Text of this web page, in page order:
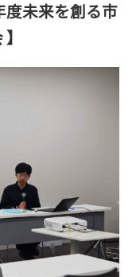
度未来を創る市